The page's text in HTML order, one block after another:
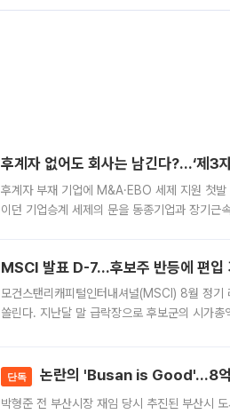
후계자 없어도 회사는 남긴다?…‘제3
후계자 부재 기업에 M&A·EBO 세제 지원 첫발
이던 기업승계 세제의 문을 동종기업과 장기근
MSCI 발표 D-7…후보주 반등에 편입
모건스탠리캐피털인터내셔널(MSCI) 8월 정기
쏠린다. 지난달 말 급락장으로 후보군의 시가
단독 논란의 'Busan is Good'…8억
박형준 전 부산시장 재임 당시 추진된 부산시